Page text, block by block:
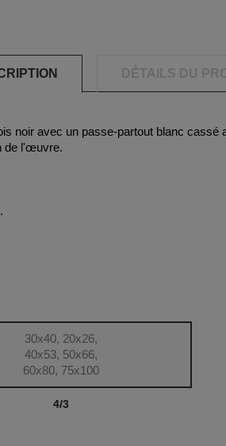
DÉTAILS DU
noir avec un passe-partout blanc cassé
de l'œuvre.
30x40, 20x26,
40x53, 50x66,
60x80, 75x100
4/3